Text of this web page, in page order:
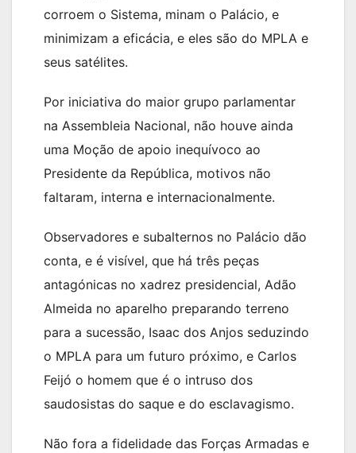
corroem o Sistema, minam o Palácio, e
minimizam a eficácia, e eles são do MPLA e
seus satélites.
Por iniciativa do maior grupo parlamentar
na Assembleia Nacional, não houve ainda
uma Moção de apoio inequívoco ao
Presidente da República, motivos não
faltaram, interna e internacionalmente.
Observadores e subalternos no Palácio dão
conta, e é visível, que há três peças
antagónicas no xadrez presidencial, Adão
Almeida no aparelho preparando terreno
para a sucessão, Isaac dos Anjos seduzindo
o MPLA para um futuro próximo, e Carlos
Feijó o homem que é o intruso dos
saudosistas do saque e do esclavagismo.
Não fora a fidelidade das Forças Armadas e